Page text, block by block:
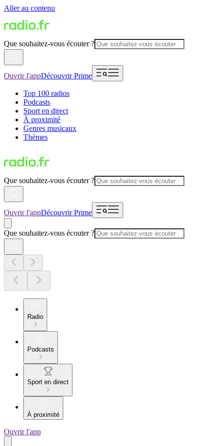
Aller au contenu
Que souhaitez-vous écouter ?
Ouvrir l'appDécouvrir Prime
Top 100 radios
Podcasts
Sport en direct
À proximité
Genres musicaux
Thèmes
Que souhaitez-vous écouter ?
Ouvrir l'appDécouvrir Prime
Que souhaitez-vous écouter ?
Radio
Podcasts
Sport en direct
À proximité
Ouvrir l'app